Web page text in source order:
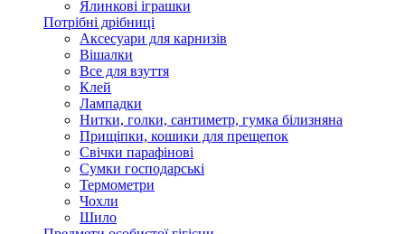
Ялинкові іграшки
Потрібні дрібниці
Аксесуари для карнизів
Вішалки
Все для взуття
Клей
Лампадки
Нитки, голки, сантиметр, гумка білизняна
Прищіпки, кошики для прещепок
Свічки парафінові
Сумки господарські
Термометри
Чохли
Шило